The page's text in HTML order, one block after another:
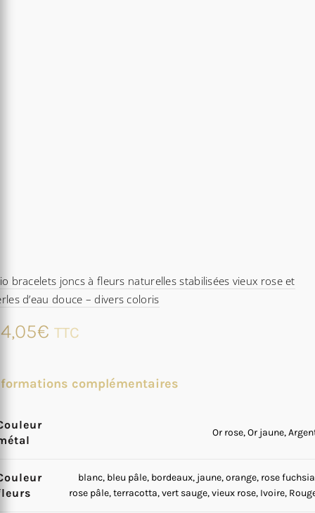
bracelets joncs à fleurs naturelles stabilisées vieux rose et
d’eau douce – divers coloris
€ TTC
complémentaires
Or rose, Or jaune,
blanc, bleu pâle, bordeaux, jaune, orange, rose
rose pâle, terracotta, vert sauge, vieux rose, Ivoire,